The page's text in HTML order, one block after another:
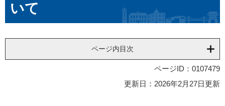
いて
ページ内目次
ページID：0107479
更新日：2026年2月27日更新